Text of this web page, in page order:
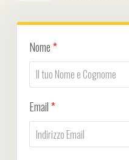
Nome*
Email*